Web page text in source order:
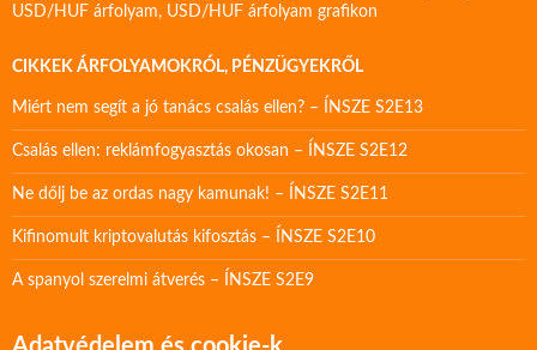
USD/HUF árfolyam, USD/HUF árfolyam grafikon
CIKKEK ÁRFOLYAMOKRÓL, PÉNZÜGYEKRŐL
Miért nem segít a jó tanács csalás ellen? – ÍNSZE S2E13
Csalás ellen: reklámfogyasztás okosan – ÍNSZE S2E12
Ne dőlj be az ordas nagy kamunak! – ÍNSZE S2E11
Kifinomult kriptovalutás kifosztás – ÍNSZE S2E10
A spanyol szerelmi átverés – ÍNSZE S2E9